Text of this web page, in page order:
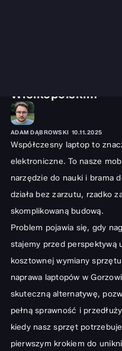
Serwis i Naprawa
Wielkopolskim
ADAM DĄBROWSKI 10.11.2025
Współczesny laptop to
elektroniczne. To nasze
narzędzie do nauki i brama
działa bez zarzutu, rzadko
skomplikowaną budową.
Problem pojawia się, gdy
stajemy przed perspektywą
kosztownej wymiany
naprawa laptopów w
skuteczną alternatywę,
pełną sprawność i
kiedy nasz sprzęt
pierwszym krokiem do